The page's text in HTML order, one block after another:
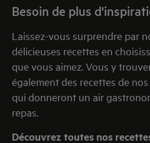
Besoin de plus
Laissez-vous surprendre par
délicieuses recettes en
que vous aimez. Vous y
également des recettes de
qui donneront un air
repas.
Découvrez toutes nos